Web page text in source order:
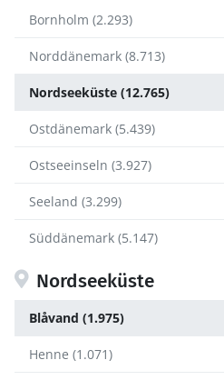
Bornholm (2.293)
Norddänemark (8.713)
Nordseeküste (12.765)
Ostdänemark (5.439)
Ostseeinseln (3.927)
Seeland (3.299)
Süddänemark (5.147)
Nordseeküste
Blåvand (1.975)
Henne (1.071)